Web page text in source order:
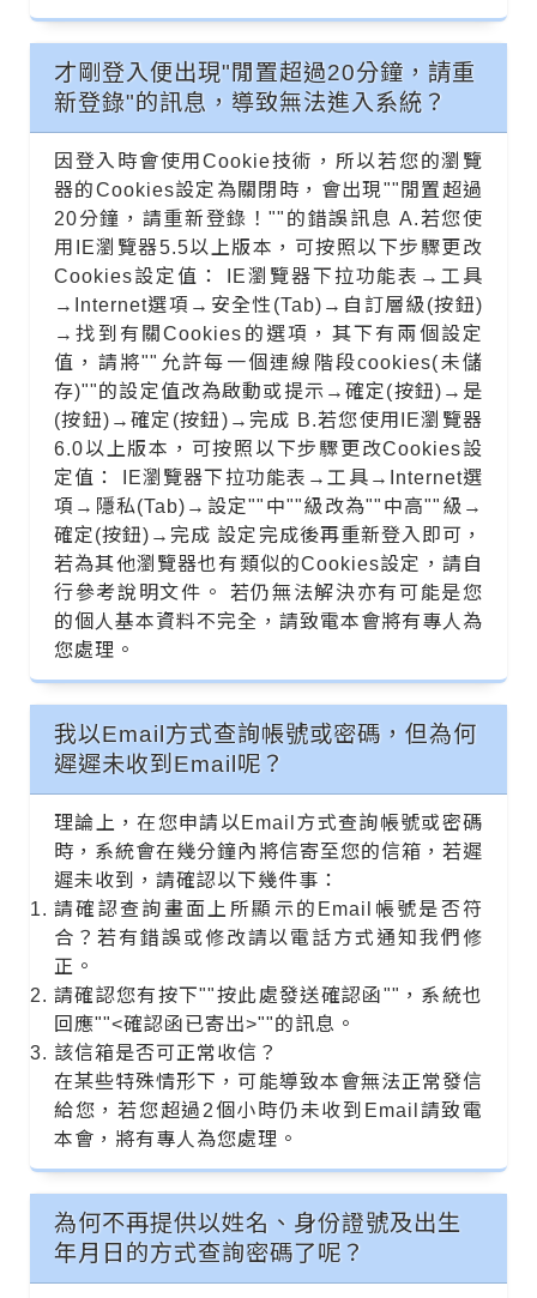
才剛登入便出現"閒置超過20分鐘，請重
新登錄"的訊息，導致無法進入系統？
因登入時會使用Cookie技術，所以若您的瀏覽
器的Cookies設定為關閉時，會出現""閒置超過
20分鐘，請重新登錄！""的錯誤訊息 A.若您使
用IE瀏覽器5.5以上版本，可按照以下步驟更改
Cookies設定值： IE瀏覽器下拉功能表→工具
→Internet選項→安全性(Tab)→自訂層級(按鈕)
→找到有關Cookies的選項，其下有兩個設定
值，請將""允許每一個連線階段cookies(未儲
存)""的設定值改為啟動或提示→確定(按鈕)→是
(按鈕)→確定(按鈕)→完成 B.若您使用IE瀏覽器
6.0以上版本，可按照以下步驟更改Cookies設
定值： IE瀏覽器下拉功能表→工具→Internet選
項→隱私(Tab)→設定""中""級改為""中高""級→
確定(按鈕)→完成 設定完成後再重新登入即可，
若為其他瀏覽器也有類似的Cookies設定，請自
行參考說明文件。 若仍無法解決亦有可能是您
的個人基本資料不完全，請致電本會將有專人為
您處理。
我以Email方式查詢帳號或密碼，但為何
遲遲未收到Email呢？
理論上，在您申請以Email方式查詢帳號或密碼
時，系統會在幾分鐘內將信寄至您的信箱，若遲
遲未收到，請確認以下幾件事：
請確認查詢畫面上所顯示的Email帳號是否符
合？若有錯誤或修改請以電話方式通知我們修
正。
請確認您有按下""按此處發送確認函""，系統也
回應""<確認函已寄出>""的訊息。
該信箱是否可正常收信？
在某些特殊情形下，可能導致本會無法正常發信
給您，若您超過2個小時仍未收到Email請致電
本會，將有專人為您處理。
為何不再提供以姓名、身份證號及出生
年月日的方式查詢密碼了呢？